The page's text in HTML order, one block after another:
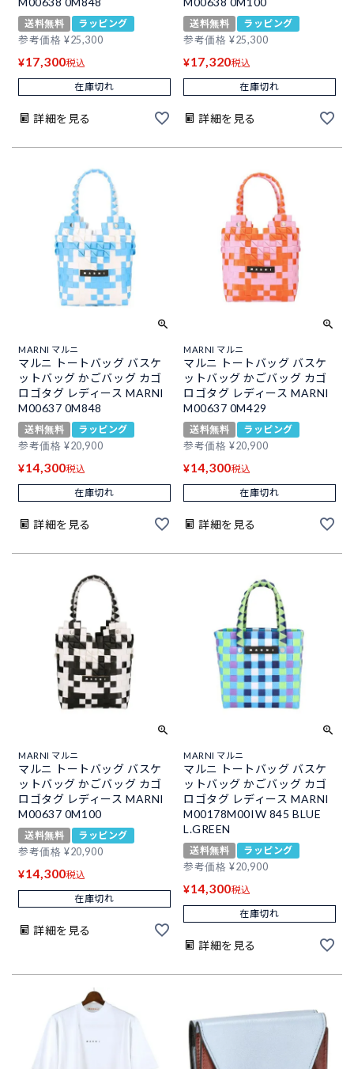
送料無料
ラッピング
参考価格 ¥25,300
¥17,300税込
在庫切れ
詳細を見る
送料無料
ラッピング
参考価格 ¥25,300
¥17,320税込
在庫切れ
詳細を見る
MARNI マルニ
マルニ トートバッグ バスケ
ットバッグ かごバッグ カゴ
ロゴタグ レディース MARNI
M00637 0M848
送料無料
ラッピング
参考価格 ¥20,900
¥14,300税込
在庫切れ
詳細を見る
MARNI マルニ
マルニ トートバッグ バスケ
ットバッグ かごバッグ カゴ
ロゴタグ レディース MARNI
M00637 0M429
送料無料
ラッピング
参考価格 ¥20,900
¥14,300税込
在庫切れ
詳細を見る
MARNI マルニ
マルニ トートバッグ バスケ
ットバッグ かごバッグ カゴ
ロゴタグ レディース MARNI
M00637 0M100
送料無料
ラッピング
参考価格 ¥20,900
¥14,300税込
在庫切れ
詳細を見る
MARNI マルニ
マルニ トートバッグ バスケ
ットバッグ かごバッグ カゴ
ロゴタグ レディース MARNI
M00178M00IW 845 BLUE
L.GREEN
送料無料
ラッピング
参考価格 ¥20,900
¥14,300税込
在庫切れ
詳細を見る